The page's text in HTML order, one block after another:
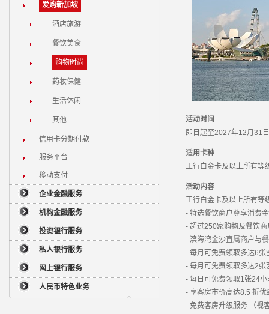
爱购新加坡
酒店旅游
餐饮美食
购物时尚
药妆保健
生活休闲
其他
信用卡分期付款
服务平台
移动支付
企业金融服务
机构金融服务
投资银行服务
私人银行服务
网上银行服务
人民币特色业务
活动时间
即日起至2027年12月31日
适用卡种
工行白金卡及以上所有等
活动内容
工行白金卡及以上所有等
- 特选餐饮商户尊享消费
- 超过250家购物及餐饮
- 滨海湾金沙直属商户与
- 每月可免费领取多达6张
- 每月可免费领取多达2张
- 每日可免费领取1张24
- 享客房市价高达8.5 折
- 免费客房升级服务 （视